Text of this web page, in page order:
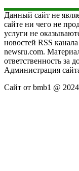
Данный сайт не
сайте ни чего не
услуги не
новостей RSS
newsru.com.
ответственность за
Администрация
Сайт от bmb1 @ 2024